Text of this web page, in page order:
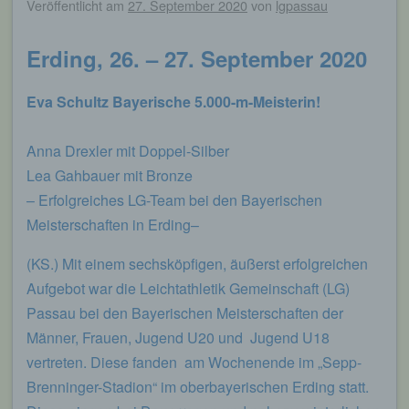
Veröffentlicht am 27. September 2020 von lgpassau
Erding, 26. – 27. September 2020
Eva Schultz Bayerische 5.000-m-Meisterin!
Anna Drexler mit Doppel-Silber
Lea Gahbauer mit Bronze
– Erfolgreiches LG-Team bei den Bayerischen
Meisterschaften in Erding–
(KS.) Mit einem sechsköpfigen, äußerst erfolgreichen
Aufgebot war die Leichtathletik Gemeinschaft (LG)
Passau bei den Bayerischen Meisterschaften der
Männer, Frauen, Jugend U20 und Jugend U18
vertreten. Diese fanden am Wochenende im „Sepp-
Brenninger-Stadion“ im oberbayerischen Erding statt.